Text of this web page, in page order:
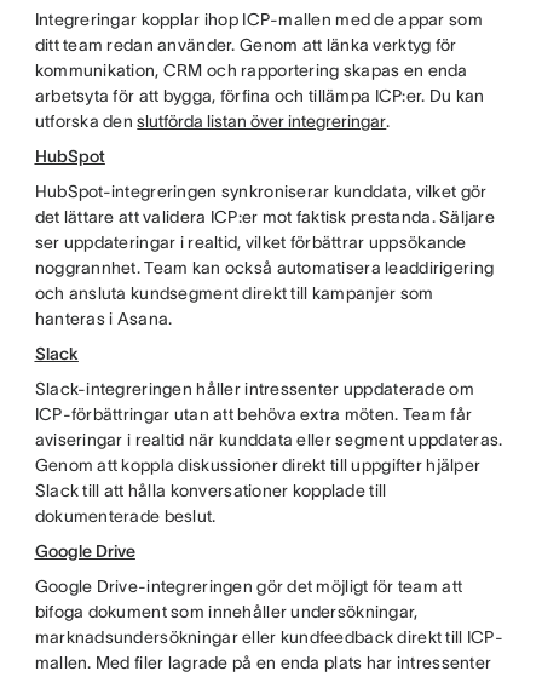
Integreringar kopplar ihop ICP-mallen med de appar som
ditt team redan använder. Genom att länka verktyg för
kommunikation, CRM och rapportering skapas en enda
arbetsyta för att bygga, förfina och tillämpa ICP:er. Du kan
utforska denslutförda listan över integreringar.
HubSpot
HubSpot-integreringen synkroniserar kunddata, vilket gör
det lättare att validera ICP:er mot faktisk prestanda. Säljare
ser uppdateringar i realtid, vilket förbättrar uppsökande
noggrannhet. Team kan också automatisera leaddirigering
och ansluta kundsegment direkt till kampanjer som
hanteras i Asana.
Slack
Slack-integreringen håller intressenter uppdaterade om
ICP-förbättringar utan att behöva extra möten. Team får
aviseringar i realtid när kunddata eller segment uppdateras.
Genom att koppla diskussioner direkt till uppgifter hjälper
Slack till att hålla konversationer kopplade till
dokumenterade beslut.
Google Drive
Google Drive-integreringen gör det möjligt för team att
bifoga dokument som innehåller undersökningar,
marknadsundersökningar eller kundfeedback direkt till ICP-
mallen. Med filer lagrade på en enda plats har intressenter